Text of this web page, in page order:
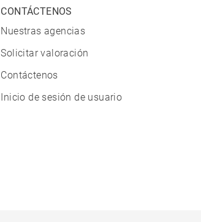
CONTÁCTENOS
Nuestras agencias
Solicitar valoración
Contáctenos
Inicio de sesión de usuario